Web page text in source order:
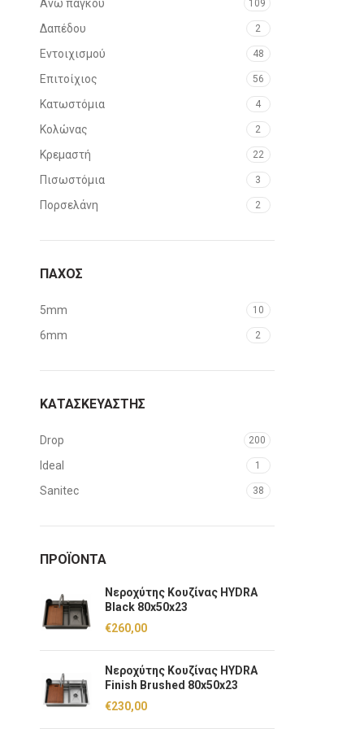
60cm 28
65cm 14
70cm 8
75cm 17
80cm 12
85cm 10
90cm 22
Άνω πάγκου 109
Δαπέδου 2
Εντοιχισμού 48
Επιτοίχιος 56
Κατωστόμια 4
Κολώνας 2
Κρεμαστή 22
Πισωστόμια 3
Πορσελάνη 2
ΠΑΧΟΣ
5mm 10
6mm 2
ΚΑΤΑΣΚΕΥΑΣΤΗΣ
Drop 200
Ideal 1
Sanitec 38
ΠΡΟΪΌΝΤΑ
Νεροχύτης Kουζίνας HYDRA
Black 80x50x23
€260,00
Νεροχύτης Kουζίνας HYDRA
Finish Brushed 80x50x23
€230,00